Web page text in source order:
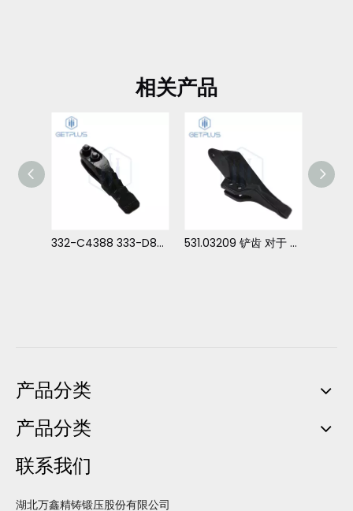
相关产品
332-C4388 333-D8455 400-F0341 铲齿 对于 3CX 531.03209 铲齿 对于 JCB 3CX
产品分类
产品分类
联系我们
湖北万鑫精铸锻压股份有限公司